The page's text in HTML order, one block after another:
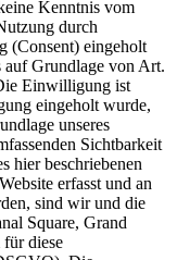
Kenntnis vom
durch
(Consent) eingeholt
auf Grundlage von Art.
Einwilligung ist
eingeholt wurde,
unseres
Sichtbarkeit
hier beschriebenen
erfasst und an
sind wir und die
Square, Grand
diese